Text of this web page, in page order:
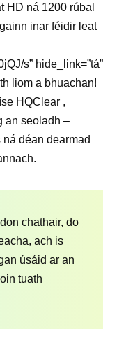
HD ná 1200 rúbal
inar féidir leat
s” hide_link=”tá”
liom a bhuachan!
HQClear ,
an seoladh –
déan dearmad
chathair, do
ach is
úsáid ar an
tuath